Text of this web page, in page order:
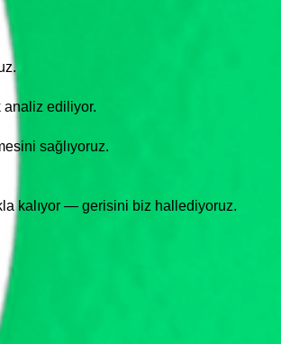
analiz ediliyor.
sağlıyoruz.
kalıyor — gerisini biz hallediyoruz.